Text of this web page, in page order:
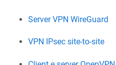
Server VPN WireGuard
VPN IPsec site-to-site